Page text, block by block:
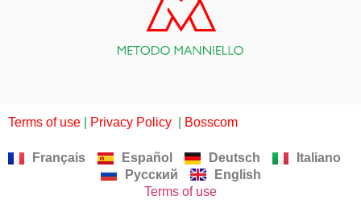
Terms of use Privacy Policy Bosscom
Français Español Deutsch
Italiano
Русский
English
Terms of use